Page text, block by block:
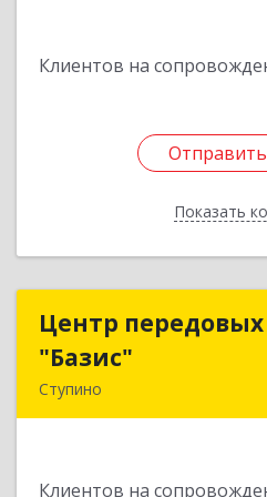
Клиентов на
Отправить
Показать
Отправить
Центр
"Базис"
Ступино
Клиентов на
Центр